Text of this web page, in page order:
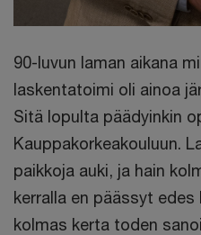
90-luvun laman aikana
laskentatoimi oli ainoa
Sitä lopulta päädyinkin
Kauppakorkeakouluun.
paikkoja auki, ja hain
kerralla en päässyt
kolmas kerta toden